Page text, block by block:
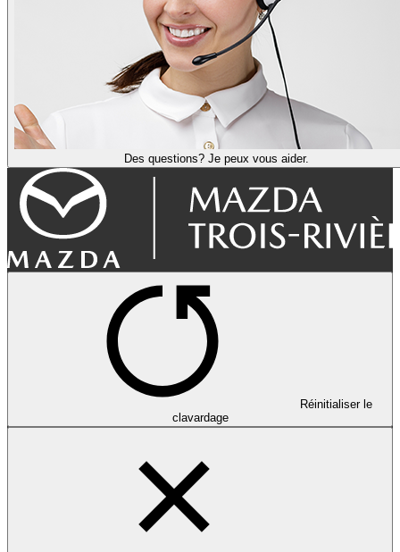
Des questions? Je peux vous aider.
Réinitialiser le
clavardage